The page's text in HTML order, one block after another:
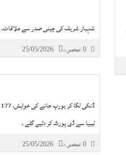
شہباز شریف کی چینی صدر سے ملاقات۔
25/05/2026
لیبیا سے ڈی پورٹ کر دئیے گئے ۔
25/05/2026